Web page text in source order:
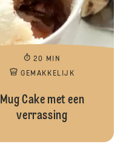
20 MIN
GEMAKKELIJK
Mug Cake met een
verrassing